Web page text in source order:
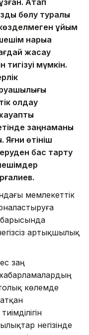
Атап
бөлу туралы
ұйым
нарыққа
жасау
тигізуі мүмкін.
қолдау
заңнаманы
Яғни өтініш
бас тарту
мемлекеттік
артықшылық
заң
көлемде
негізінде